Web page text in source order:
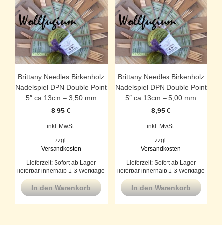
Brittany Needles Birkenholz
Nadelspiel DPN Double Point
5″ ca 13cm – 3,50 mm
8,95€
inkl. MwSt.
zzgl.
Versandkosten
Lieferzeit:Sofort ab Lager
lieferbar innerhalb 1-3 Werktage
In den Warenkorb
Brittany Needles Birkenholz
Nadelspiel DPN Double Point
5″ ca 13cm – 5,00 mm
8,95 €
inkl. MwSt.
zzgl.
Versandkosten
Lieferzeit: Sofort ab Lager
lieferbar innerhalb 1-3 Werktage
In den Warenkorb